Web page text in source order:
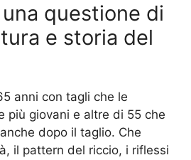
questione di
e storia del
anni con tagli che le
più giovani e altre di 55 che
dopo il taglio. Che
il pattern del riccio, i riflessi